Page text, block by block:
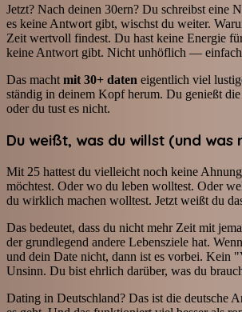
Jetzt? Nach deinen 30ern? Du schreibst eine
es keine Antwort gibt, wischst du weiter.
Zeit wertvoll findest. Du hast keine Energie
keine Antwort gibt. Nicht unhöflich — einfach
Das macht mit 30+ daten eigentlich viel
ständig in deinem Kopf herum. Du genießt
oder du tust es nicht.
Du weißt, was du willst (und was
Mit 25 hattest du vielleicht noch keine
möchtest. Oder wo du leben wolltest. Oder
du wirklich machen wolltest. Jetzt weißt du
Das bedeutet, dass du nicht mehr Zeit mit
der grundlegend andere Lebensziele hat.
und dein Date nicht, dann ist es vorbei. Kein
Unsinn. Du bist ehrlich darüber, was du
Dating in Deutschland? Das ist die deutsche